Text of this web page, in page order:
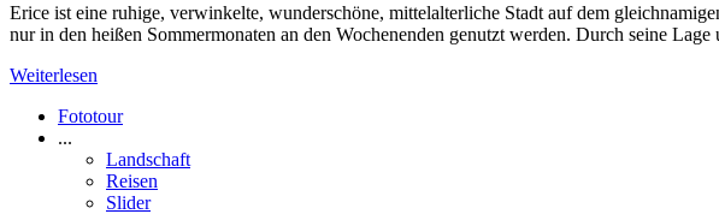
Erice ist eine ruhige, verwinkelte, wunderschöne, mittelalterliche Stadt auf dem
nur in den heißen Sommermonaten an den Wochenenden genutzt werden. Durch seine
Weiterlesen
Fototour
...
Landschaft
Reisen
Slider